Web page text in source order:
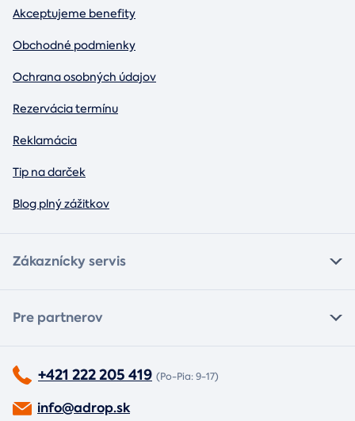
Akceptujeme benefity
Obchodné podmienky
Ochrana osobných údajov
Rezervácia termínu
Reklamácia
Tip na darček
Blog plný zážitkov
Zákaznícky servis
Pre partnerov
+421 222 205 419 (Po-Pia: 9-17)
info@adrop.sk